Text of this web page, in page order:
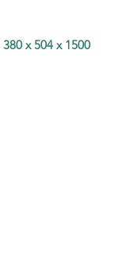
380 x 504 x 1500